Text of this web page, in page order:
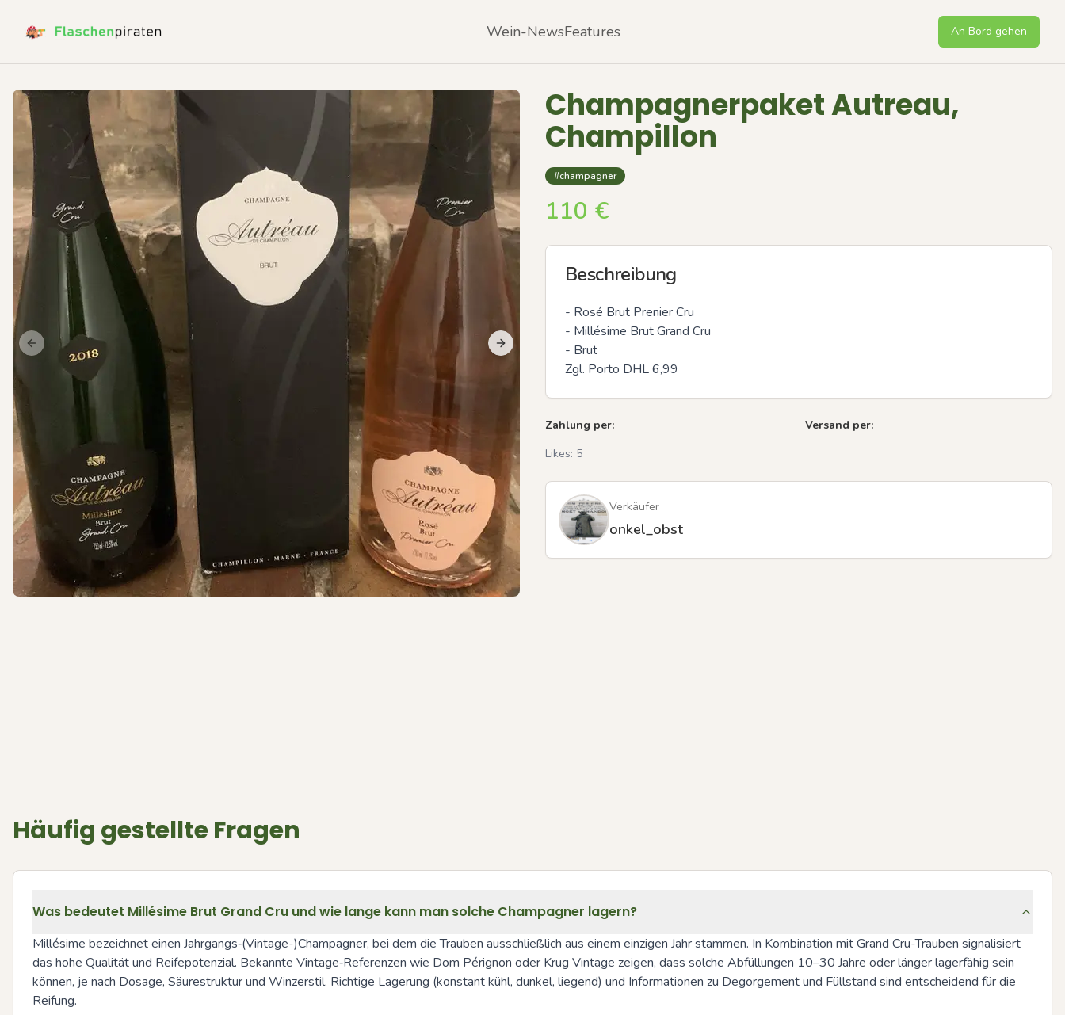
Wein-NewsFeatures An Bord gehen
Previous slide Next slide
Previous slide
Champagnerpaket Autreau,
Champillon
#champagner
110 €
Beschreibung
- Rosé Brut Prenier Cru
- Millésime Brut Grand Cru
- Brut
Zgl. Porto DHL 6,99
Zahlung per:
Versand per:
Likes: 5
Verkäufer
onkel_obst
Häufig gestellte Fragen
Was bedeutet Millésime Brut Grand Cru und wie lange kann man solche Champagner lagern?
Millésime bezeichnet einen Jahrgangs‑(Vintage-)Champagner, bei dem die Trauben ausschließlich aus einem einzigen Jahr stammen. In Kombination mit Grand Cru-Trauben signalisiert
das hohe Qualität und Reifepotenzial. Bekannte Vintage‑Referenzen wie Dom Pérignon oder Krug Vintage zeigen, dass solche Abfüllungen 10–30 Jahre oder länger lagerfähig sein
können, je nach Dosage, Säurestruktur und Winzerstil. Richtige Lagerung (konstant kühl, dunkel, liegend) und Informationen zu Degorgement und Füllstand sind entscheidend für die
Reifung.